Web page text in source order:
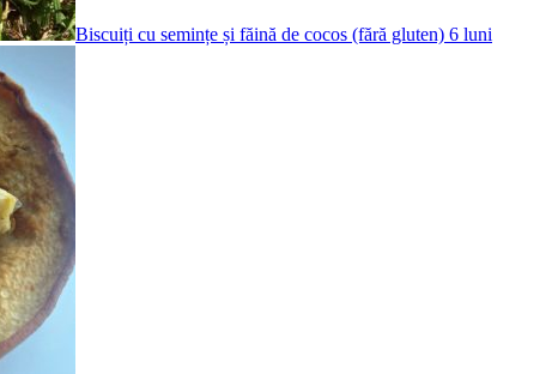
Biscuiți cu semințe și făină de cocos (fără gluten) 6 luni